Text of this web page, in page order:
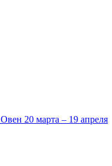
Овен 20 марта – 19 апреля